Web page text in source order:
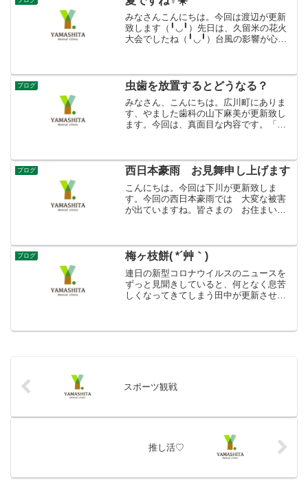
みなさんこんにちは。今回は渡辺が更新
致します（╹◡╹）先日は、久留米の花火
大会でしたね（╹◡╹）台風の影響が心配
.｡.:*･゜ﾟ･*以前は...
ブログ 虫歯を放置するとどうなる？
みなさん、こんにちは。広川町にありま
す、やました歯科の山下麻美が更新致し
ます。今回は、真面目な内容です。「虫
歯科健診とかで聞かれたことありますよ
ね？(^^)CO→C1→...
ブログ 西日本豪雨 お見舞申し上げます
こんにちは。今回は下川が更新致しま
す。今回の西日本豪雨では 大変な被害
が出ていますね。皆さまの お住まい
が 筑後川付近では畑であった...
ブログ 梅ヶ枝餅( *´艸｀)
連日の新型コロナウイルスのニュースを
ずっと見聞きしていると、何となく息苦
しくなってきてしまう田中が更新させて
スポーツ観戦
推し活♡